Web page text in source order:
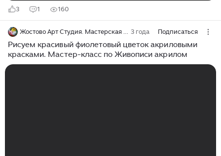
3 1 160
Жостово Арт Студия. Мастерская Гончаровых 3 года Подписаться
Рисуем красивый фиолетовый цветок акриловыми
красками. Мастер-класс по Живописи акрилом